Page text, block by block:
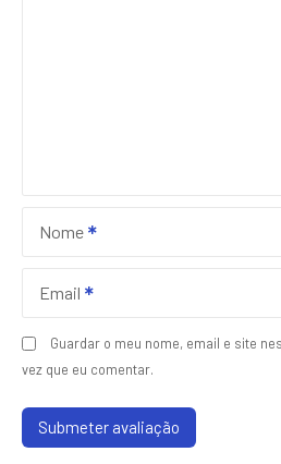
Nome
Email
Guardar o meu nome, email e site
vez que eu comentar.